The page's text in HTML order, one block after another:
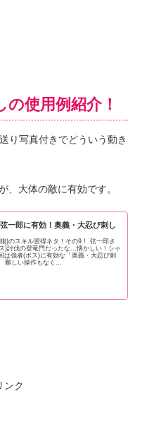
使用例紹介！
り写真付きでどういう動き
、大体の敵に有効です。
一郎に有効！奥義・大忍び刺し
)のスキル習得ネタ！その9！ 弦一郎さ
)討伐の登竜門だったな…懐かしい！シャ
は強者(ボス)に有効な「奥義・大忍び刺
難しい操作もなく...
ンク